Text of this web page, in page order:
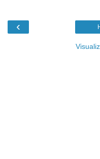
‹